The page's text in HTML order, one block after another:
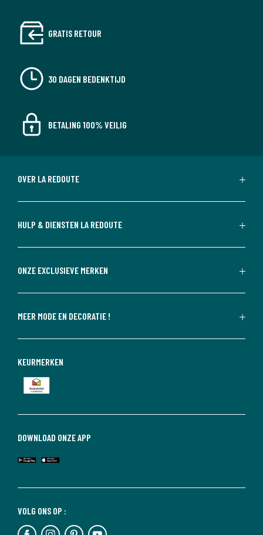
GRATIS RETOUR
30 DAGEN BEDENKTIJD
BETALING 100% VEILIG
OVER LA REDOUTE
HULP & DIENSTEN LA REDOUTE
ONZE EXCLUSIEVE MERKEN
MEER MODE EN DECORATIE !
VOLG ONS OP :
DOWNLOAD ONZE APP
KEURMERKEN